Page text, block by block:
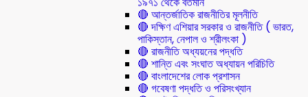
🔴 আন্তর্জাতিক রাজনীতির মূলনীতি
🔴 দক্ষিণ এশিয়ার সরকার ও রাজনীতি ( ভারত,
পাকিস্তান, নেপাল ও শ্রীলংকা )
🔴 রাজনীতি অধ্যয়নের পদ্ধতি
🔴 শান্তি এবং সংঘাত অধ্যায়ন পরিচিতি
🔴 বাংলাদেশের লোক প্রশাসন
🔴 গবেষণা পদ্ধতি ও পরিসংখ্যান